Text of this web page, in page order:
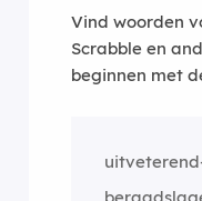
Vind woorden
Scrabble en
beginnen met